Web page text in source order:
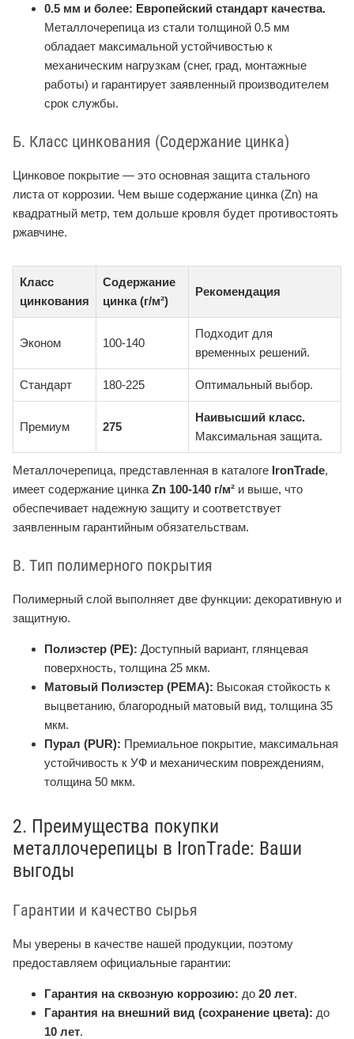
0.5 мм и более: Европейский стандарт качества.
Металлочерепица из стали толщиной 0.5 мм
обладает максимальной устойчивостью к
механическим нагрузкам (снег, град, монтажные
работы) и гарантирует заявленный производителем
срок службы.
Б. Класс цинкования (Содержание цинка)
Цинковое покрытие — это основная защита стального
листа от коррозии. Чем выше содержание цинка (Zn) на
квадратный метр, тем дольше кровля будет противостоять
ржавчине.
Класс
цинкования
Содержание
цинка (г/м²)
Рекомендация
Эконом 100-140
Подходит для
временных решений.
Стандарт 180-225 Оптимальный выбор.
Премиум 275
Наивысший класс.
Максимальная защита.
Металлочерепица, представленная в каталоге IronTrade,
имеет содержание цинка Zn 100-140 г/м² и выше, что
обеспечивает надежную защиту и соответствует
заявленным гарантийным обязательствам.
В. Тип полимерного покрытия
Полимерный слой выполняет две функции: декоративную и
защитную.
Полиэстер (PE): Доступный вариант, глянцевая
поверхность, толщина 25 мкм.
Матовый Полиэстер (PEMA): Высокая стойкость к
выцветанию, благородный матовый вид, толщина 35
мкм.
Пурал (PUR): Премиальное покрытие, максимальная
устойчивость к УФ и механическим повреждениям,
толщина 50 мкм.
2. Преимущества покупки
металлочерепицы в IronTrade: Ваши
выгоды
Гарантии и качество сырья
Мы уверены в качестве нашей продукции, поэтому
предоставляем официальные гарантии:
Гарантия на сквозную коррозию: до 20 лет.
Гарантия на внешний вид (сохранение цвета): до
10 лет.